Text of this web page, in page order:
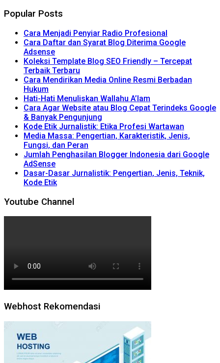
Popular Posts
Cara Menjadi Penyiar Radio Profesional
Cara Daftar dan Syarat Blog Diterima Google
Adsense
Koleksi Template Blog SEO Friendly – Tercepat
Terbaik Terbaru
Cara Mendirikan Media Online Resmi Berbadan
Hukum
Hati-Hati Menuliskan Wallahu A’lam
Cara Agar Website atau Blog Cepat Terindeks Google
& Banyak Pengunjung
Kode Etik Jurnalistik: Etika Profesi Wartawan
Media Massa: Pengertian, Karakteristik, Jenis,
Fungsi, dan Peran
Jumlah Penghasilan Blogger Indonesia dari Google
AdSense
Dasar-Dasar Jurnalistik: Pengertian, Jenis, Teknik,
Kode Etik
Youtube Channel
Webhost Rekomendasi